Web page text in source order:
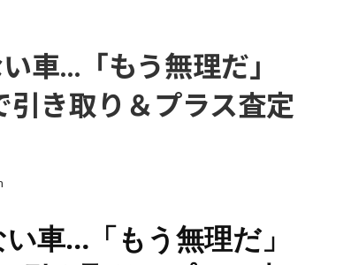
車…「もう無理だ」
引き取り＆プラス査定
車…「もう無理だ」